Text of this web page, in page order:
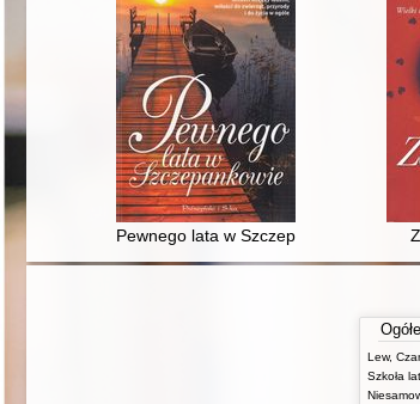
Pewnego lata w Szczepankowie
Lew,
Szkoła